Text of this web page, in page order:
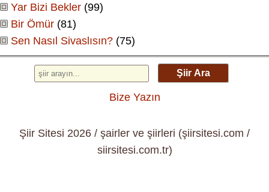
Yar Bizi Bekler (99)
Bir Ömür (81)
Sen Nasıl Sivaslısın? (75)
Şiir Ara
Bize Yazın
Şiir Sitesi 2026 / şairler ve şiirleri (şiirsitesi.com /
siirsitesi.com.tr)